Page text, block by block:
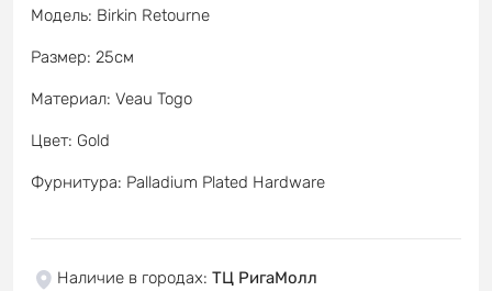
Модель: Birkin Retourne
Размер: 25см
Материал: Veau Togo
Цвет: Gold
Фурнитура: Palladium Plated Hardware
Наличие в городах: ТЦ РигаМолл